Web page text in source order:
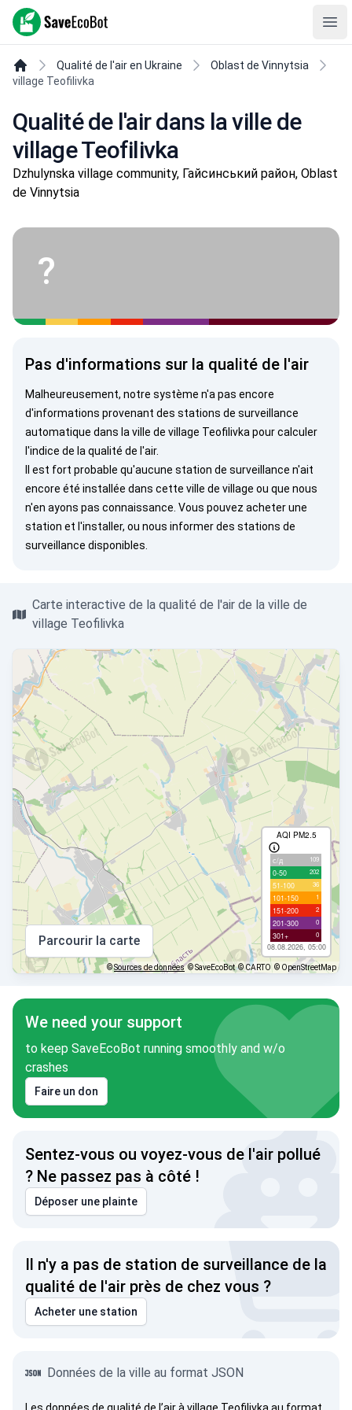
SaveEcoBot
Qualité de l'air en Ukraine
Oblast de Vinnytsia
village Teofilivka
Qualité de l'air dans la ville de
village Teofilivka
Dzhulynska village community, Гайсинський район, Oblast
de Vinnytsia
?
Pas d'informations sur la qualité de l'air
Malheureusement, notre système n'a pas encore
d'informations provenant des stations de surveillance
automatique dans la ville de village Teofilivka pour calculer
l'indice de la qualité de l'air.
Il est fort probable qu'aucune station de surveillance n'ait
encore été installée dans cette ville de village ou que nous
n'en ayons pas connaissance. Vous pouvez acheter une
station et l'installer, ou nous informerdes stations de
surveillance disponibles.
Carte interactive de la qualité de l'air de la ville de
village Teofilivka
AQI PM2.5
с/д 109
0-50 202
51-100 36
101-150 1
151-200 2
201-300 0
301+ 0
08.08.2026, 05:00
Parcourir la carte
©Sources de données © SaveEcoBot © CARTO © OpenStreetMap
We need your support
to keep SaveEcoBot running smoothly and w/o
crashes
Faire un don
Sentez-vous ou voyez-vous de l'air pollué
? Ne passez pas à côté !
Déposer une plainte
Il n'y a pas de station de surveillance de la
qualité de l'air près de chez vous ?
Acheter une station
Données de la ville au format JSON